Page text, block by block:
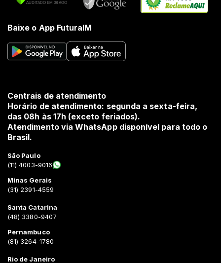
Baixe o App FuturaIM
Centrais de atendimento
Horário de atendimento: segunda a sexta-feira,
das 08h às 17h (exceto feriados).
Atendimento via WhatsApp disponível para todo o
Brasil.
São Paulo
(11) 4003-9016
Minas Gerais
(31) 2391-4559
Santa Catarina
(48) 3380-9407
Pernambuco
(81) 3264-1780
Rio de Janeiro